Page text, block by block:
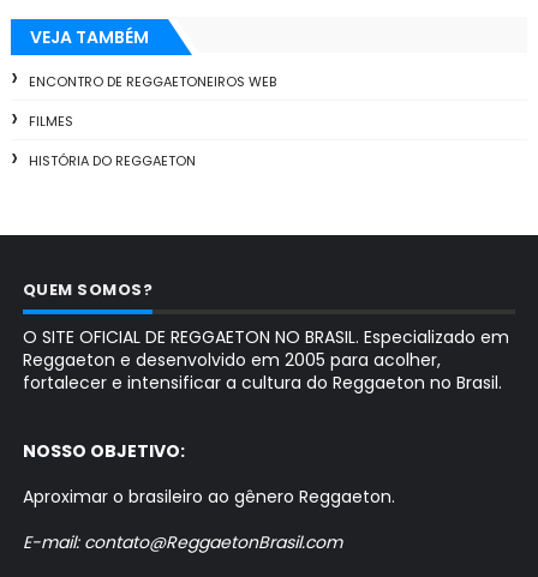
VEJA TAMBÉM
ENCONTRO DE REGGAETONEIROS WEB
FILMES
HISTÓRIA DO REGGAETON
QUEM SOMOS?
O SITE OFICIAL DE REGGAETON NO BRASIL. Especializado em
Reggaeton e desenvolvido em 2005 para acolher,
fortalecer e intensificar a cultura do Reggaeton no Brasil.
NOSSO OBJETIVO:
Aproximar o brasileiro ao gênero Reggaeton.
E-mail: contato@ReggaetonBrasil.com